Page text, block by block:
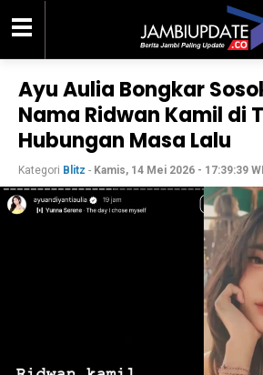
Ayu Aulia Bongkar
Nama Ridwan Kamil di
Hubungan Masa Lalu
Kategori Blitz - Kamis, 14 Mei 2026 - 17:39:39